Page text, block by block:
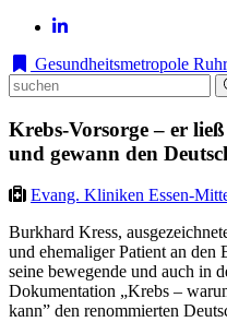
Gesundheitsmetropole Ruhr
Krebs-Vorsorge – er
und gewann den
Evang. Kliniken Essen-
Burkhard Kress,
und ehemaliger Patient an
seine bewegende und auch in
Dokumentation „Krebs –
kann” den renommierten